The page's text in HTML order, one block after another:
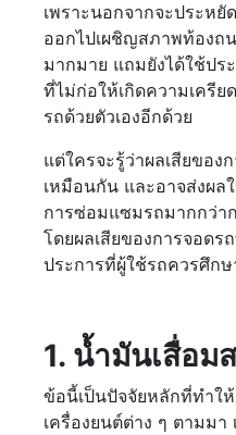
เพราะนอกจากจะประห
ออกไปเผชิญสภาพท้องถ
มากมาย แถมยังได้ใช้ปร
ที่ไม่ก่อให้เกิดความเครี
รถด้วยตัวเองอีกด้วย
แต่ใครจะรู้ว่าผลเสียของ
เหมือนกัน และอาจส่งผล
การซ่อมแซมรถมากกว่า
โดยผลเสียของการจอด
ประการที่ผู้ใช้รถควรศึก
1. น้ำมันเสื่อม
ข้อนี้เป็นปัจจัยหลักที่ทำใ
เครื่องยนต์ต่าง ๆ ตามม